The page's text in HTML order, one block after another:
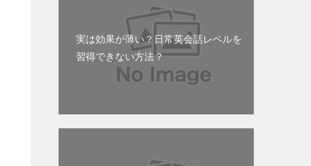
実は効果が薄い？日常英会話レベルを
習得できない方法？